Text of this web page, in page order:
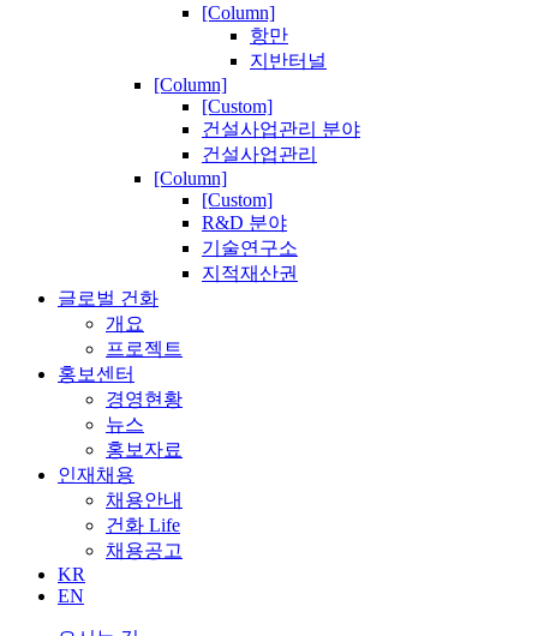
[Column]
항만
지반터널
[Column]
[Custom]
건설사업관리 분야
건설사업관리
[Column]
[Custom]
R&D 분야
기술연구소
지적재산권
글로벌 건화
개요
프로젝트
홍보센터
경영현황
뉴스
홍보자료
인재채용
채용안내
건화 Life
채용공고
KR
EN